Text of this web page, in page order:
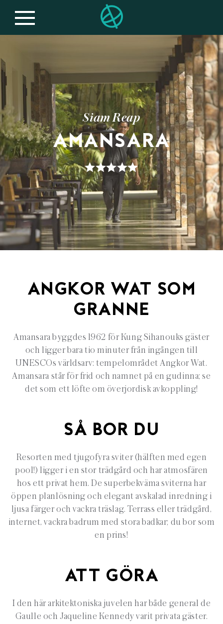
Siam Reap
AMANSARA
ANGKOR WAT SOM
GRANNE
Amansara byggdes 1962 för Kung Sihanouks gäster
och ligger bara tio minuter från ingången till
UNESCOs världsarv: tempelområdet Angkor Wat.
Amansara står för frid och namnet på en gudinna; se
det som ett löfte om överjordisk avkoppling!
SÅ BOR DU
Resorten med tjugofyra sviter (hälften med egen
pool!) ligger i en stor trädgård och har atmosfären
hos ett privat hem. De superbekväma sviterna har
öppen planlösning och elegant avskalad inredning i
ljusa färger och vackra träslag. Terrass eller trädgård,
internet, vackra badrum med stora badkar; du bor som
en prins!
ATT GÖRA
I den här arkitektoniska juvelen har både general de
Gaulle och Jaqueline Kennedy varit privata gäster.